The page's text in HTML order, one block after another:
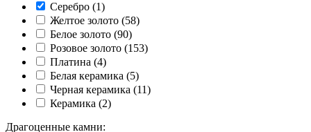
Серебро (1)
Желтое золото (58)
Белое золото (90)
Розовое золото (153)
Платина (4)
Белая керамика (5)
Черная керамика (11)
Керамика (2)
Драгоценные камни: